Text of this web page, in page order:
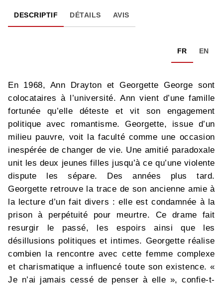
DESCRIPTIF DÉTAILS AVIS
FR EN
En 1968, Ann Drayton et Georgette George sont
colocataires à l’université. Ann vient d’une famille
fortunée qu’elle déteste et vit son engagement
politique avec romantisme. Georgette, issue d’un
milieu pauvre, voit la faculté comme une occasion
inespérée de changer de vie. Une amitié paradoxale
unit les deux jeunes filles jusqu’à ce qu’une violente
dispute les sépare. Des années plus tard.
Georgette retrouve la trace de son ancienne amie à
la lecture d’un fait divers : elle est condamnée à la
prison à perpétuité pour meurtre. Ce drame fait
resurgir le passé, les espoirs ainsi que les
désillusions politiques et intimes. Georgette réalise
combien la rencontre avec cette femme complexe
et charismatique a influencé toute son existence. «
Je n’ai jamais cessé de penser à elle », confie-t-